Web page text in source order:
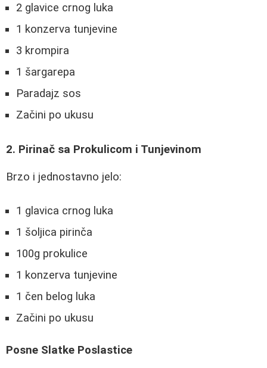
2 glavice crnog luka
1 konzerva tunjevine
3 krompira
1 šargarepa
Paradajz sos
Začini po ukusu
2. Pirinač sa Prokulicom i Tunjevinom
Brzo i jednostavno jelo:
1 glavica crnog luka
1 šoljica pirinča
100g prokulice
1 konzerva tunjevine
1 čen belog luka
Začini po ukusu
Posne Slatke Poslastice